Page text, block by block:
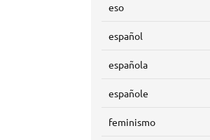
eso
español
española
españole
feminismo